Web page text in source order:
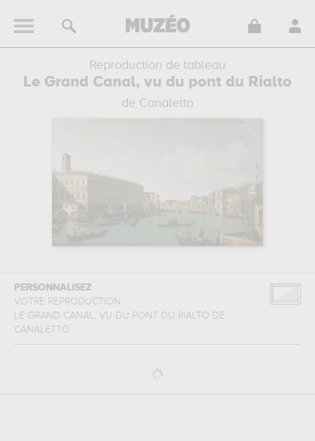
Reproduction de tableau
Le Grand Canal, vu du pont du Rialto
de Canaletto
PERSONNALISEZ
VOTRE REPRODUCTION
LE GRAND CANAL, VU DU PONT DU RIALTO DE
CANALETTO